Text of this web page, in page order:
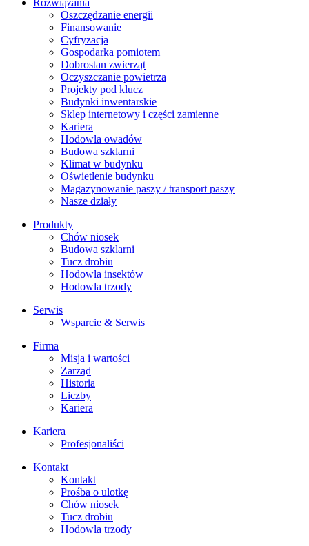
Rozwiązania
​Oszczędzanie energii
Finansowanie
Cyfryzacja
Gospodarka pomiotem
Dobrostan zwierząt
Oczyszczanie powietrza
Projekty pod klucz
Budynki inwentarskie
Sklep internetowy i części zamienne
Kariera
Hodowla owadów
Budowa szklarni
Klimat w budynku
Oświetlenie budynku
Magazynowanie paszy / transport paszy
Nasze działy
Produkty
Chów niosek
Budowa szklarni
Tucz drobiu
Hodowla insektów
Hodowla trzody
Serwis
Wsparcie & Serwis
Firma
Misja i wartości
Zarząd
Historia
Liczby
Kariera
Kariera
Profesjonaliści
Kontakt
Kontakt
Prośba o ulotkę
Chów niosek
Tucz drobiu
Hodowla trzody